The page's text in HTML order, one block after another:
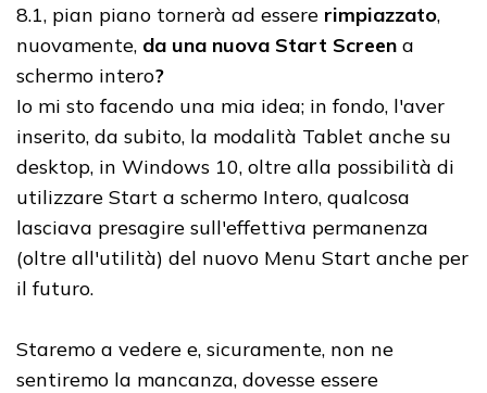
8.1, pian piano tornerà ad essere rimpiazzato,
nuovamente, da una nuova Start Screen a
schermo intero?
Io mi sto facendo una mia idea; in fondo, l'aver
inserito, da subito, la modalità Tablet anche su
desktop, in Windows 10, oltre alla possibilità di
utilizzare Start a schermo Intero, qualcosa
lasciava presagire sull'effettiva permanenza
(oltre all'utilità) del nuovo Menu Start anche per
il futuro.
Staremo a vedere e, sicuramente, non ne
sentiremo la mancanza, dovesse essere